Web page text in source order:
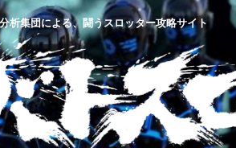
分析集団による、闘うスロッター攻略サイト